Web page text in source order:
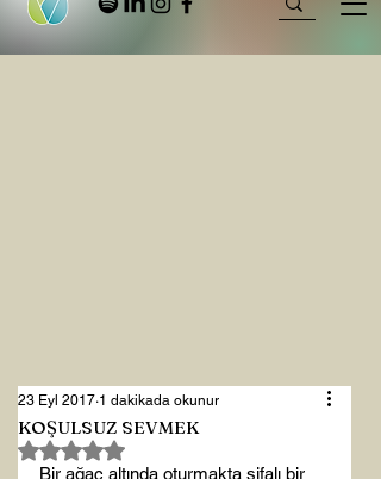
KOŞULSUZ SEVMEK
23 Eyl 2017 1 dakikada okunur
5 üzerinden NaN yıldız
Bir ağaç altında oturmakta şifalı bir